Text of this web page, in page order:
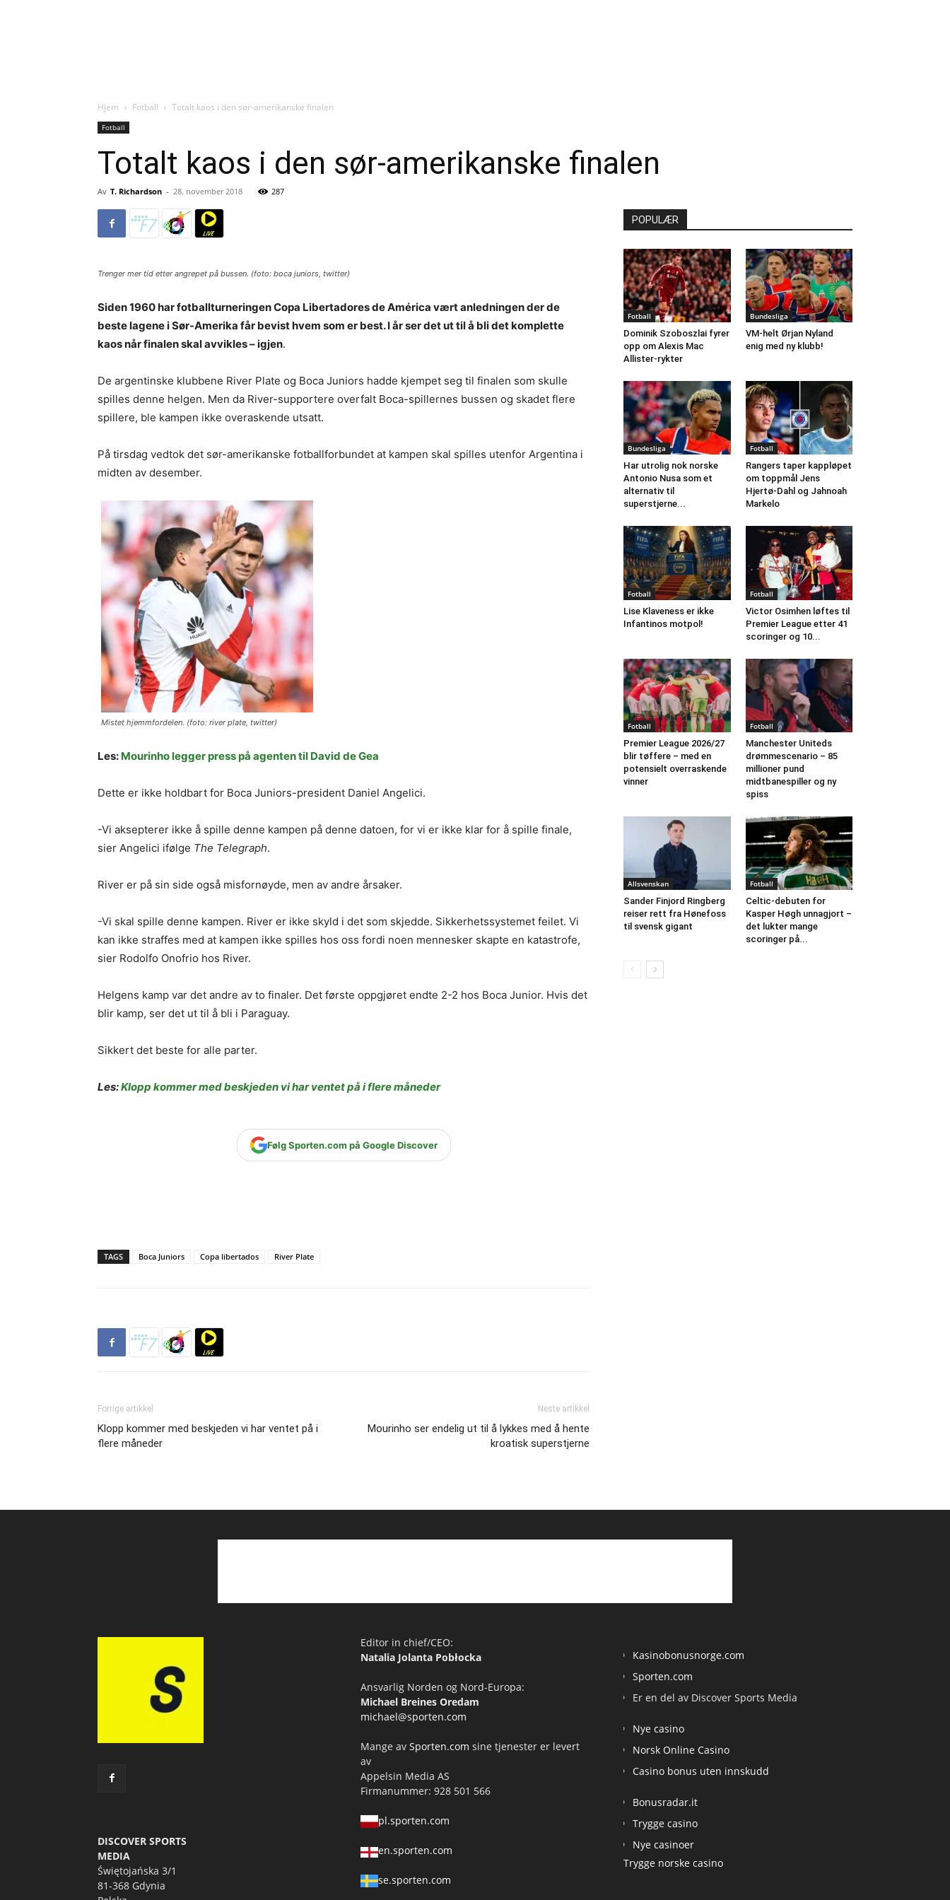
Hjem Fotball Totalt kaos i den sør-amerikanske finalen
Fotball
Totalt kaos i den sør-amerikanske finalen
Av T. Richardson - 28. november 2018 287
Trenger mer tid etter angrepet på bussen. (foto: boca juniors, twitter)
Siden 1960 har fotballturneringen Copa Libertadores de América vært anledningen der de
beste lagene i Sør-Amerika får bevist hvem som er best. I år ser det ut til å bli det komplette
kaos når finalen skal avvikles – igjen.
De argentinske klubbene River Plate og Boca Juniors hadde kjempet seg til finalen som skulle
spilles denne helgen. Men da River-supportere overfalt Boca-spillernes bussen og skadet flere
spillere, ble kampen ikke overaskende utsatt.
På tirsdag vedtok det sør-amerikanske fotballforbundet at kampen skal spilles utenfor Argentina i
midten av desember.
Mistet hjemmfordelen. (foto: river plate, twitter)
Les: Mourinho legger press på agenten til David de Gea
Dette er ikke holdbart for Boca Juniors-president Daniel Angelici.
-Vi aksepterer ikke å spille denne kampen på denne datoen, for vi er ikke klar for å spille finale,
sier Angelici ifølge The Telegraph.
River er på sin side også misfornøyde, men av andre årsaker.
-Vi skal spille denne kampen. River er ikke skyld i det som skjedde. Sikkerhetssystemet feilet. Vi
kan ikke straffes med at kampen ikke spilles hos oss fordi noen mennesker skapte en katastrofe,
sier Rodolfo Onofrio hos River.
Helgens kamp var det andre av to finaler. Det første oppgjøret endte 2-2 hos Boca Junior. Hvis det
blir kamp, ser det ut til å bli i Paraguay.
Sikkert det beste for alle parter.
Les:Klopp kommer med beskjeden vi har ventet på i flere måneder
Følg Sporten.com på Google Discover
TAGS Boca Juniors Copa libertados River Plate
Forrige artikkel
Klopp kommer med beskjeden vi har ventet på i
flere måneder
Neste artikkel
Mourinho ser endelig ut til å lykkes med å hente
kroatisk superstjerne
POPULÆR
Fotball
Dominik Szoboszlai fyrer
opp om Alexis Mac
Allister-rykter
Bundesliga
VM-helt Ørjan Nyland
enig med ny klubb!
Bundesliga
Har utrolig nok norske
Antonio Nusa som et
alternativ til
superstjerne...
Fotball
Rangers taper kappløpet
om toppmål Jens
Hjertø-Dahl og Jahnoah
Markelo
Fotball
Lise Klaveness er ikke
Infantinos motpol!
Fotball
Victor Osimhen løftes til
Premier League etter 41
scoringer og 10...
Fotball
Premier League 2026/27
blir tøffere – med en
potensielt overraskende
vinner
Fotball
Manchester Uniteds
drømmescenario – 85
millioner pund
midtbanespiller og ny
spiss
Allsvenskan
Sander Finjord Ringberg
reiser rett fra Hønefoss
til svensk gigant
Fotball
Celtic-debuten for
Kasper Høgh unnagjort –
det lukter mange
scoringer på...
DISCOVER SPORTS
MEDIA
Świętojańska 3/1
81-368 Gdynia
Editor in chief/CEO:
Natalia Jolanta Pobłocka
Ansvarlig Norden og Nord-Europa:
Michael Breines Oredam
michael@sporten.com
Mange av Sporten.com sine tjenester er levert
av
Appelsin Media AS
Firmanummer: 928 501 566
pl.sporten.com
en.sporten.com
se.sporten.com
Kasinobonusnorge.com
Sporten.com
Er en del av Discover Sports Media
Nye casino
Norsk Online Casino
Casino bonus uten innskudd
Bonusradar.it
Trygge casino
Nye casinoer
Trygge norske casino